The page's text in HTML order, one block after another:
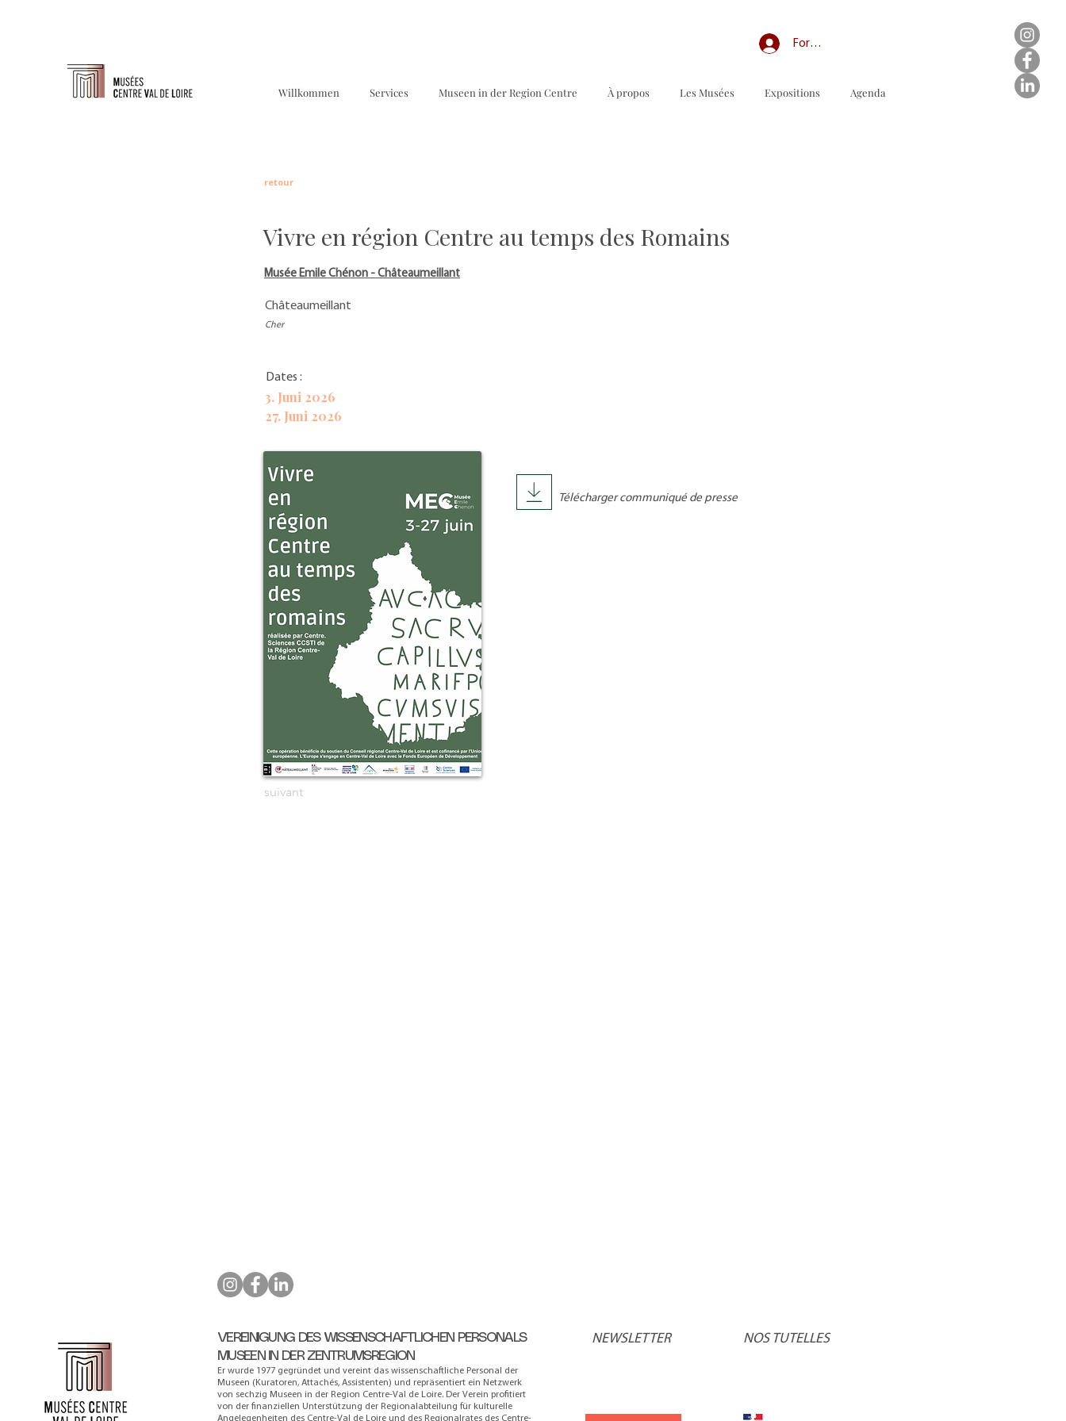
Forum professionnel/My Groups
Willkommen Services Museen in der Region Centre À propos Les Musées Expositions Agenda
retour
Vivre en région Centre au temps des Romains
Musée Emile Chénon - Châteaumeillant
Châteaumeillant
Cher
Dates :
3. Juni 2026
27. Juni 2026
suivant
Télécharger communiqué de presse
VEREINIGUNG DES WISSENSCHAFTLICHEN PERSONALS
MUSEEN IN DER ZENTRUMSREGION
Er wurde 1977 gegründet und vereint das wissenschaftliche Personal der
Museen (Kuratoren, Attachés, Assistenten) und repräsentiert ein Netzwerk
von sechzig Museen in der Region Centre-Val de Loire. Der Verein profitiert
von der finanziellen Unterstützung der Regionalabteilung für kulturelle
Angelegenheiten des Centre-Val de Loire und des Regionalrates des Centre-
NEWSLETTER NOS TUTELLES